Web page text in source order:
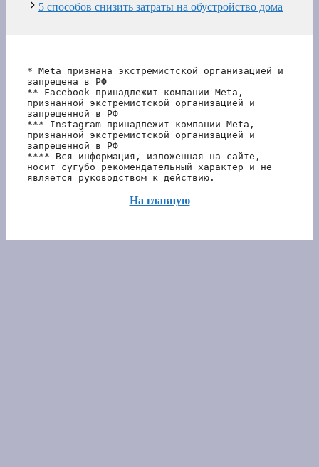
5 способов снизить затраты на обустройство дома
* Meta признана экстремистской организацией и
запрещена в РФ
** Facebook принадлежит компании Meta,
признанной экстремистской организацией и
запрещенной в РФ
*** Instagram принадлежит компании Meta,
признанной экстремистской организацией и
запрещенной в РФ
**** Вся информация, изложенная на сайте,
носит сугубо рекомендательный характер и не
является руководством к действию.
На главную